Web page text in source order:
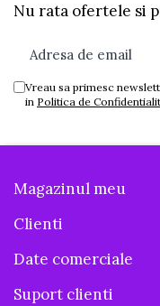
Nu rata ofertele si
Vreau sa primesc
in Politica de
Magazinul meu
Clienti
Date comerciale
Suport clienti